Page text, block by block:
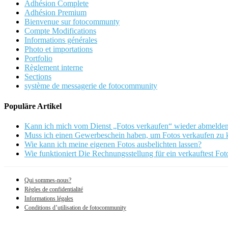
Adhésion Complete
Adhésion Premium
Bienvenue sur fotocommunty
Compte Modifications
Informations générales
Photo et importations
Portfolio
Règlement interne
Sections
système de messagerie de fotocommunity
Populäre Artikel
Kann ich mich vom Dienst „Fotos verkaufen“ wieder
Muss ich einen Gewerbeschein haben, um Fotos verkaufen zu
Wie kann ich meine eigenen Fotos ausbelichten lassen?
Wie funktioniert Die Rechnungsstellung für ein verkauftest
Qui sommes-nous?
Règles de confidentialité
Informations légales
Conditions d’utilisation de fotocommunity